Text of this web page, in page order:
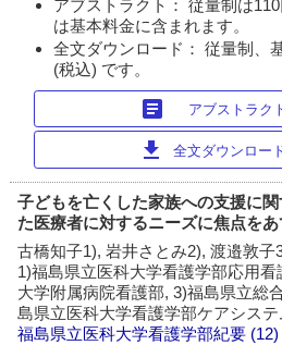
アブストラクト： 従量制は
は基本料金に含まれます。
全文ダウンロード： 従量制、
(税込) です。
article アブストラク
download 全文ダウンロー
子どもを亡くした家族への支援に
た医療者に対するニーズに焦点を
古橋知子1), 岩井さとみ2), 渡邉敦子
1)福島県立医科大学看護学部応用
大学附属病院看護部, 3)福島県立総
島県立医科大学看護学部ケアシステ
福島県立医科大学看護学部紀要 (12)